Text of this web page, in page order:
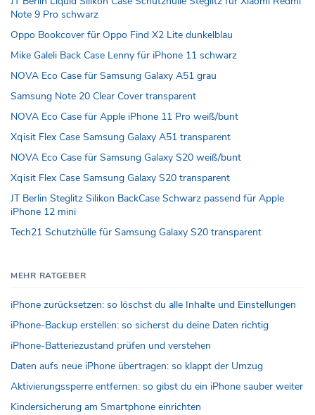
Note 9 Pro schwarz
Oppo Bookcover für Oppo Find X2 Lite dunkelblau
Mike Galeli Back Case Lenny für iPhone 11 schwarz
NOVA Eco Case für Samsung Galaxy A51 grau
Samsung Note 20 Clear Cover transparent
NOVA Eco Case für Apple iPhone 11 Pro weiß/bunt
Xqisit Flex Case Samsung Galaxy A51 transparent
NOVA Eco Case für Samsung Galaxy S20 weiß/bunt
Xqisit Flex Case Samsung Galaxy S20 transparent
JT Berlin Steglitz Silikon BackCase Schwarz passend für Apple
iPhone 12 mini
Tech21 Schutzhülle für Samsung Galaxy S20 transparent
MEHR RATGEBER
iPhone zurücksetzen: so löschst du alle Inhalte und Einstellungen
iPhone-Backup erstellen: so sicherst du deine Daten richtig
iPhone-Batteriezustand prüfen und verstehen
Daten aufs neue iPhone übertragen: so klappt der Umzug
Aktivierungssperre entfernen: so gibst du ein iPhone sauber weiter
Kindersicherung am Smartphone einrichten